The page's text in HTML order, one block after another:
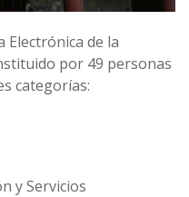
Electrónica de la
por 49 personas
categorías:
y Servicios